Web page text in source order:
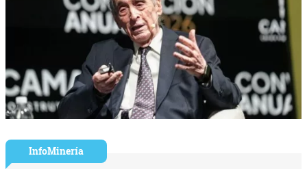
InfoMinería